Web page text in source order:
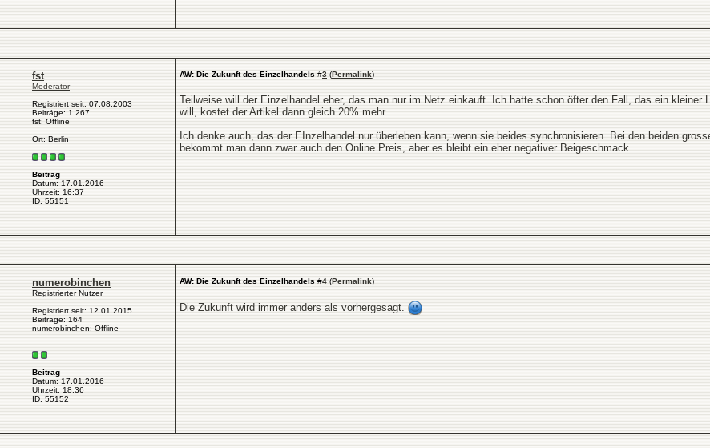
fst
Moderator
Registriert seit: 07.08.2003
Beiträge: 1.267
fst: Offline
Ort: Berlin
Beitrag
Datum: 17.01.2016
Uhrzeit: 16:37
ID: 55151
AW: Die Zukunft des Einzelhandels #3 (Permalink)
Teilweise will der Einzelhandel eher, das man nur im Netz einkauft. Ich hatte schon öfter den Fall, das ein
will, kostet der Artikel dann gleich 20% mehr.
Ich denke auch, das der EInzelhandel nur überleben kann, wenn sie beides synchronisieren. Bei den beiden
bekommt man dann zwar auch den Online Preis, aber es bleibt ein eher negativer Beigeschmack
numerobinchen
Registrierter Nutzer
Registriert seit: 12.01.2015
Beiträge: 164
numerobinchen: Offline
Beitrag
Datum: 17.01.2016
Uhrzeit: 18:36
ID: 55152
AW: Die Zukunft des Einzelhandels #4 (Permalink)
Die Zukunft wird immer anders als vorhergesagt.